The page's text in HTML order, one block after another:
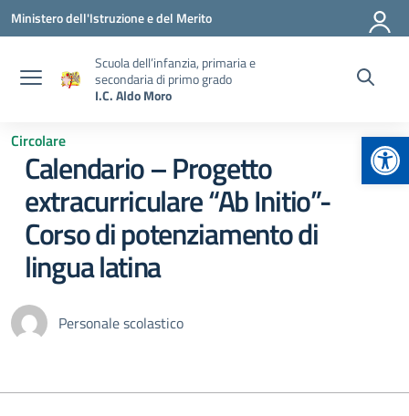
Vai ai contenuti
Vai al menu di navigazione
Vai al footer
Ministero dell'Istruzione e del Merito
Scuola dell’infanzia, primaria e
secondaria di primo grado
I.C. Aldo Moro
Circolare
Calendario – Progetto
extracurriculare “Ab Initio”-
Corso di potenziamento di
lingua latina
Personale scolastico